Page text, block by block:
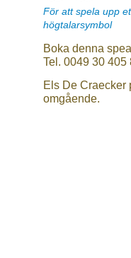
För att spela upp
högtalarsymbol
Boka denna
Tel. 0049 30
Els De Craecker
omgående.